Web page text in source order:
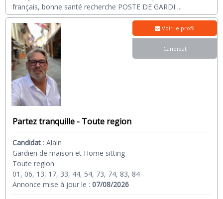
français, bonne santé recherche POSTE DE GARDI ...
Partez tranquille - Toute region
Candidat :Alain
Gardien de maison et Home sitting
Toute region
01, 06, 13, 17, 33, 44, 54, 73, 74, 83, 84
Annonce mise à jour le :07/08/2026
Voir le profil
Candidat